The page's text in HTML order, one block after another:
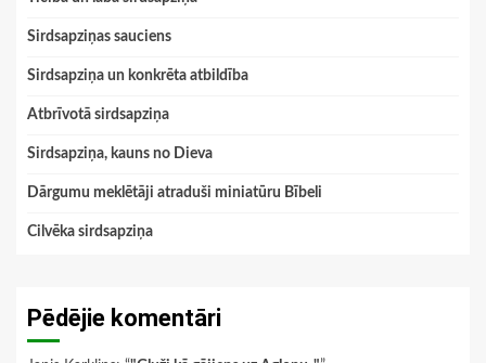
Sirdsapziņas sauciens
Sirdsapziņa un konkrēta atbildība
Atbrīvotā sirdsapziņa
Sirdsapziņa, kauns no Dieva
Dārgumu meklētāji atraduši miniatūru Bībeli
Cilvēka sirdsapziņa
Pēdējie komentāri